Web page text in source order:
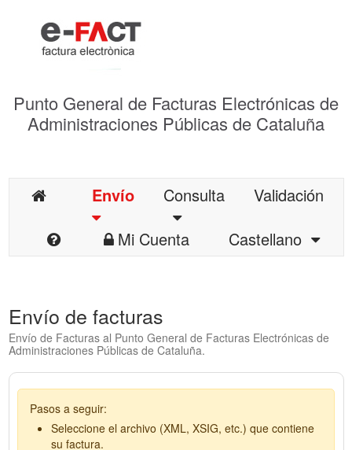
Punto General de Facturas Electrónicas de
Administraciones Públicas de Cataluña
Envío Consulta
Validación
Mi Cuenta
Castellano
Envío de facturas
Envío de Facturas al Punto General de Facturas Electrónicas de
Administraciones Públicas de Cataluña.
Pasos a seguir:
Seleccione el archivo (XML, XSIG, etc.) que contiene
su factura.